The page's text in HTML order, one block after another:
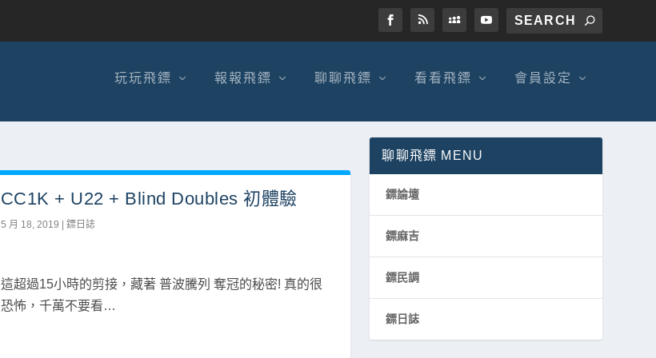
玩玩飛鏢 報報飛鏢 聊聊飛鏢 看看飛鏢 會員設定
CC1K + U22 + Blind Doubles 初體驗
5 月 18, 2019 鏢日誌
這超過15小時的剪接，藏著 普波騰列 奪冠的秘密! 真的很
恐怖，千萬不要看…
聊聊飛鏢 MENU
鏢論壇
鏢麻吉
鏢民調
鏢日誌